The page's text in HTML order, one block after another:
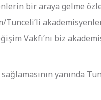
bir araya gelme
Tunceli’li
Vakfı’nı biz
sağlamasının yanında